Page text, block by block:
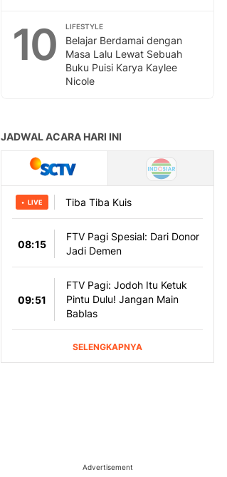
10 LIFESTYLE
Belajar Berdamai dengan
Masa Lalu Lewat Sebuah
Buku Puisi Karya Kaylee
Nicole
Advertisement